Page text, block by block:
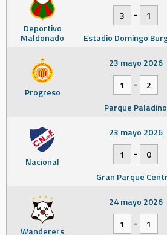
Deportivo
Maldonado
3
-
1
Estadio Domingo
Progreso
23 mayo 2026
1
-
2
Parque Paladino
Nacional
23 mayo 2026
1
-
0
Gran Parque
Wanderers
24 mayo 2026
1
-
1